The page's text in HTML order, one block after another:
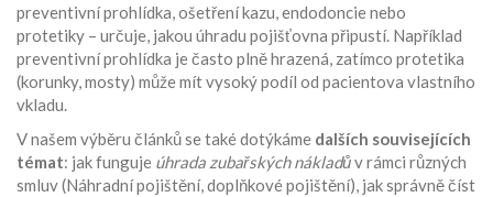
preventivní prohlídka, ošetření kazu, endodoncie nebo
protetiky – určuje, jakou úhradu pojišťovna připustí. Například
preventivní prohlídka je často plně hrazená, zatímco protetika
(korunky, mosty) může mít vysoký podíl od pacientova vlastního
vkladu.
V našem výběru článků se také dotýkáme dalších souvisejících
témat: jak funguje úhrada zubařských nákladův rámci různých
smluv (Náhradní pojištění, doplňkové pojištění), jak správně číst